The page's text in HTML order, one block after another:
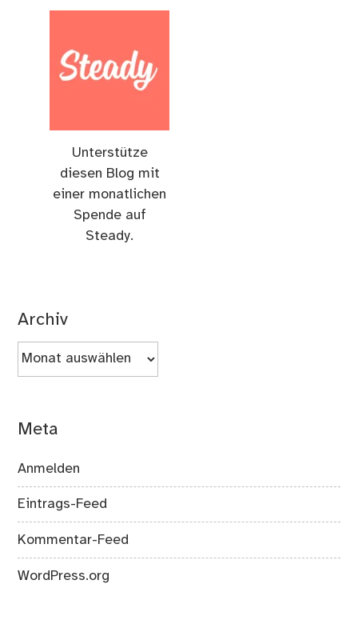
Unterstütze
diesen Blog mit
einer monatlichen
Spende auf
Steady.
Archiv
Archiv
Meta
Anmelden
Eintrags-Feed
Kommentar-Feed
WordPress.org